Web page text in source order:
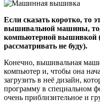
Если сказать коротко,
вышивальной машины, то,
компьютерной вышивкой
рассматривать не буду).
Конечно, вышивальная
компьютер и, чтобы она
загрузить в неё дизайн,
программу в специальном
очень приблизительное и